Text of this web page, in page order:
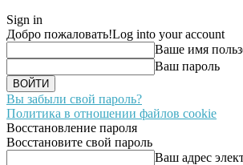
Sign in
Добро пожаловать!Log into your account
Ваше имя
Ваш пароль
Вы забыли свой пароль?
Политика в отношении файлов cookie
Восстановление пароля
Восстановите свой пароль
Ваш адрес